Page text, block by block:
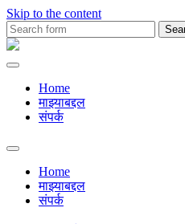
Skip to the content
Search
for:Premachya
Home
माझ्याबद्दल
संपर्क
Toggle
search
field
Home
माझ्याबद्दल
संपर्क